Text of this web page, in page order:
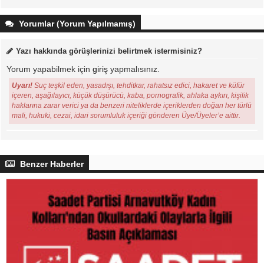
Yorumlar (Yorum Yapılmamış)
Yazı hakkında görüşlerinizi belirtmek istermisiniz?
Yorum yapabilmek için giriş yapmalısınız.
Uyarı! Suç teşkil eden, yasadışı, tehditkar, rahatsız edici, hakaret ve küfür
içeren, aşağılayıcı, küçük düşürücü, kaba, pornografik, ahlaka aykırı, kişilik
haklarına zarar verici ya da benzeri niteliklerde içeriklerden doğan her türlü
mali, hukuki, cezai, idari sorumluluk içeriği gönderen Üye/Üyeler’e aittir.
Benzer Haberler